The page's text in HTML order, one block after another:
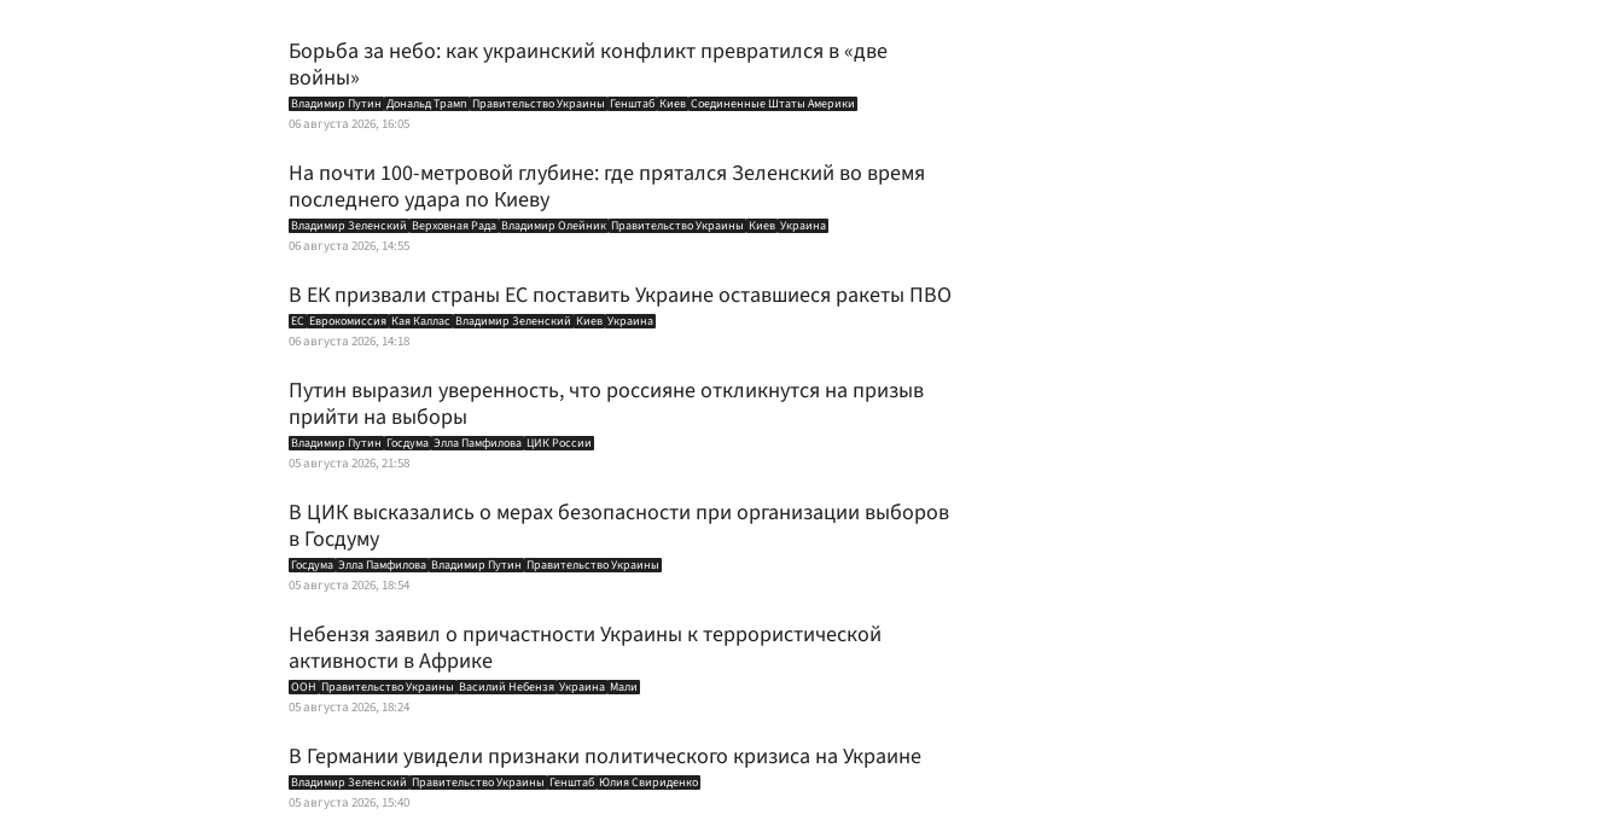
Борьба за небо: как украинский конфликт превратился в «две
войны»
Владимир Путин Дональд Трамп Правительство Украины Генштаб Киев Соединенные Штаты Америки
06 августа 2026, 16:05
На почти 100-метровой глубине: где прятался Зеленский во время
последнего удара по Киеву
Владимир Зеленский Верховная Рада Владимир Олейник Правительство Украины Киев Украина
06 августа 2026, 14:55
В ЕК призвали страны ЕС поставить Украине оставшиеся ракеты ПВО
ЕС Еврокомиссия Кая Каллас Владимир Зеленский Киев Украина
06 августа 2026, 14:18
Путин выразил уверенность, что россияне откликнутся на призыв
прийти на выборы
Владимир Путин Госдума Элла Памфилова ЦИК России
05 августа 2026, 21:58
В ЦИК высказались о мерах безопасности при организации выборов
в Госдуму
Госдума Элла Памфилова Владимир Путин Правительство Украины
05 августа 2026, 18:54
Небензя заявил о причастности Украины к террористической
активности в Африке
ООН Правительство Украины Василий Небензя Украина Мали
05 августа 2026, 18:24
В Германии увидели признаки политического кризиса на Украине
Владимир Зеленский Правительство Украины Генштаб Юлия Свириденко
05 августа 2026, 15:40